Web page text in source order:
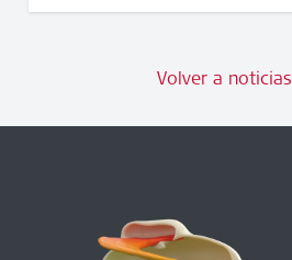
Volver a noticias